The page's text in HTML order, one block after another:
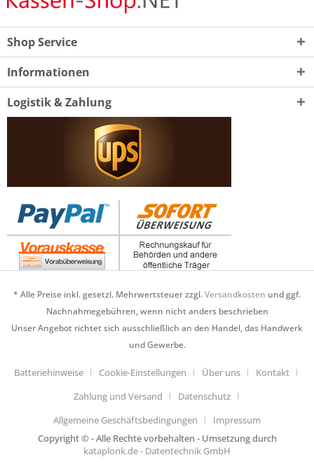
Shop Service
Informationen
Logistik & Zahlung
* Alle Preise inkl. gesetzl. Mehrwertsteuer zzgl.Versandkosten und ggf.
Nachnahmegebühren, wenn nicht anders beschrieben
Unser Angebot richtet sich ausschließlich an den Handel, das Handwerk
und Gewerbe.
Batteriehinweise Cookie-Einstellungen Über uns
Kontakt
Zahlung und Versand
Datenschutz
Allgemeine Geschäftsbedingungen
Impressum
Copyright © - Alle Rechte vorbehalten - Umsetzung durch
kataplonk.de - Datentechnik GmbH